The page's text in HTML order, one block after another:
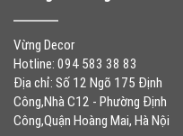
Vừng Decor
Hotline: 094 583 38 83
Địa chỉ: Số 12 Ngõ 175 Định
Công,Nhà C12 - Phường Định
Công,Quận Hoàng Mai, Hà Nội